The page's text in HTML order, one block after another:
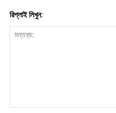
রিপ্লাই লিখুন: